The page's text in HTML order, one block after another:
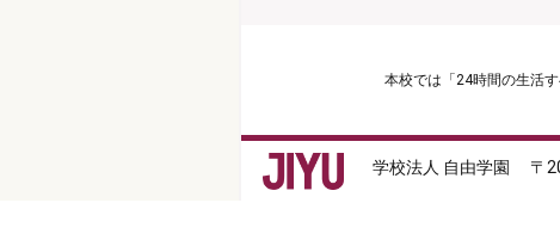
本校では「24時間の生活
学校法人 自由学園 〒